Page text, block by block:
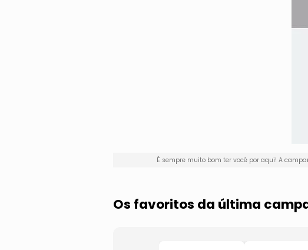
É sempre muito bom ter você por aqui! A
Os favoritos da última